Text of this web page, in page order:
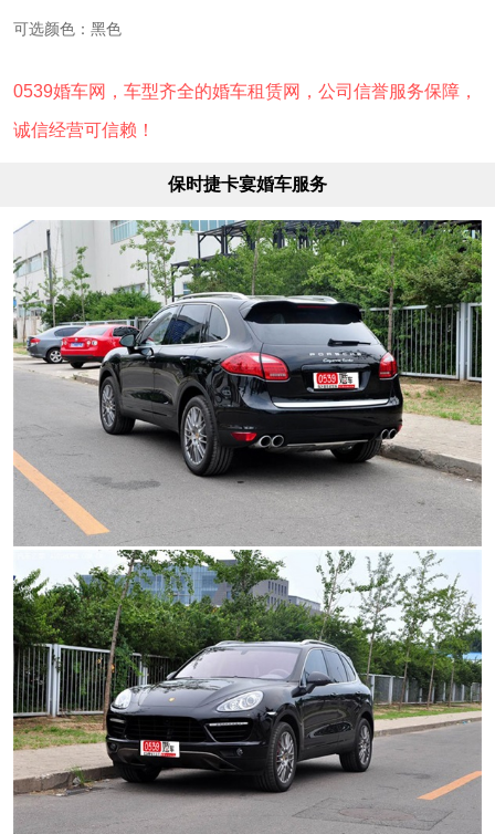
可选颜色：黑色
0539婚车网，车型齐全的婚车租赁网，公司信誉服务保障，
诚信经营可信赖！
保时捷卡宴婚车服务